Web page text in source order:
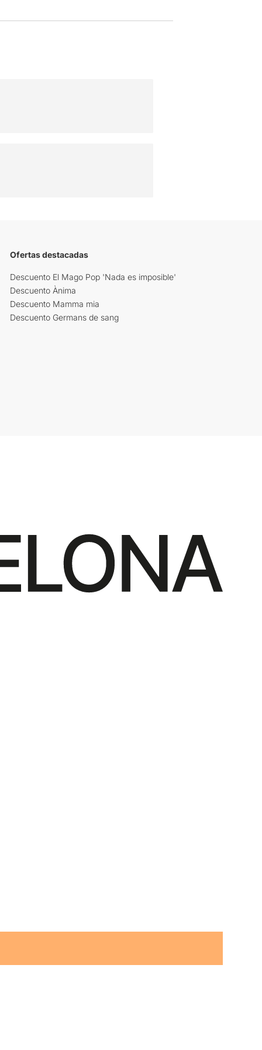
Ofertas destacadas
Descuento El Mago Pop 'Nada es imposible'
Descuento Ànima
Descuento Mamma mia
Descuento Germans de sang